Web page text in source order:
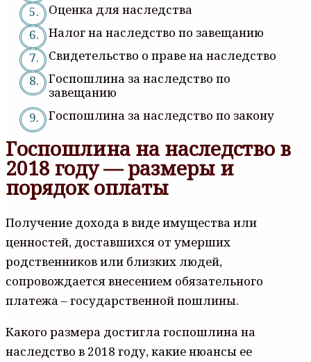
Оценка для наследства
Налог на наследство по завещанию
Свидетельство о праве на наследство
Госпошлина за наследство по
завещанию
Госпошлина за наследство по закону
Госпошлина на наследство в
2018 году — размеры и
порядок оплаты
Получение дохода в виде имущества или
ценностей, доставшихся от умерших
родственников или близких людей,
сопровождается внесением обязательного
платежа – государственной пошлины.
Какого размера достигла госпошлина на
наследство в 2018 году, какие нюансы ее